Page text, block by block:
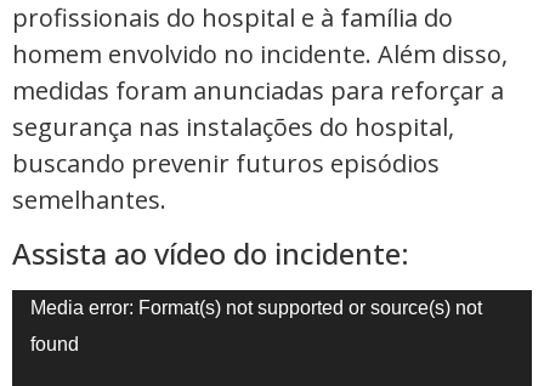
profissionais do hospital e à família do
homem envolvido no incidente. Além disso,
medidas foram anunciadas para reforçar a
segurança nas instalações do hospital,
buscando prevenir futuros episódios
semelhantes.
Assista ao vídeo do incidente:
Tocador
de
vídeo
Media error: Format(s) not supported or source(s) not
found